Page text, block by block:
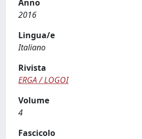
Anno
2016
Lingua/e
Italiano
Rivista
ERGA / LOGOI
Volume
4
Fascicolo